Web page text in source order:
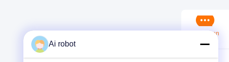
Service en
Ai robot